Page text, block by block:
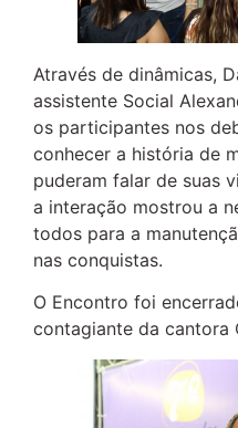
Através de dinâmicas,
assistente Social
os participantes nos
conhecer a história de
puderam falar de suas
a interação mostrou a
todos para a
nas conquistas.
O Encontro foi
contagiante da cantora